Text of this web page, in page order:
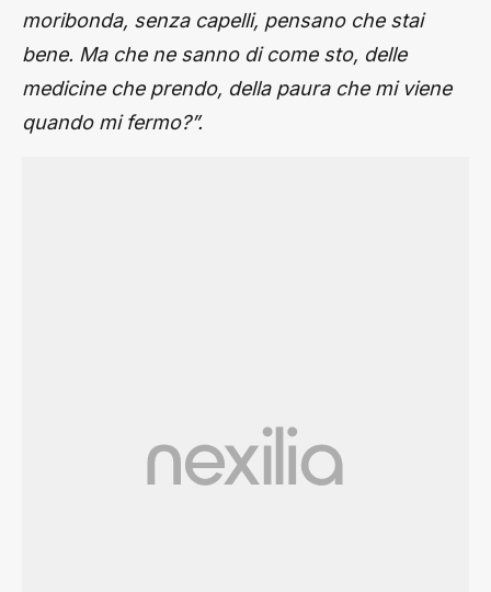
moribonda, senza capelli, pensano che stai
bene. Ma che ne sanno di come sto, delle
medicine che prendo, della paura che mi viene
quando mi fermo?”.